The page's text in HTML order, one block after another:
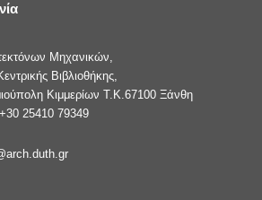
Μηχανικών,
Βιβλιοθήκης,
Κιμμερίων Τ.Κ.67100 Ξάνθη
25410 79349